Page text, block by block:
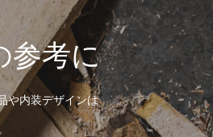
参考に
や内装デザインは